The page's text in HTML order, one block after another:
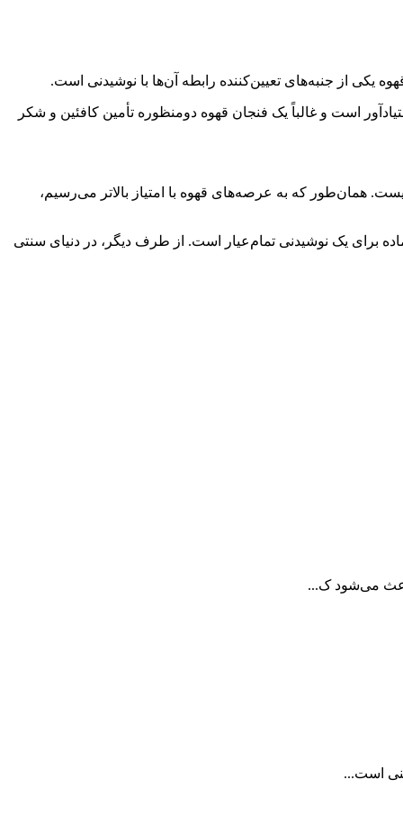
است و غالباً یک فنجان قهوه دومنظوره تأمین کافئین و شکر
همان‌طور که به عرصه‌های قهوه با امتیاز بالاتر می‌رسیم،
برای یک نوشیدنی تمام‌عیار است. از طرف دیگر، در دنیای سنتی